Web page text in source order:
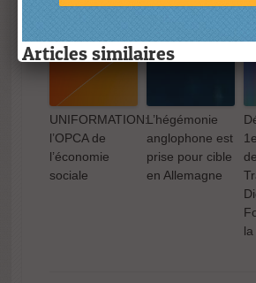
UNIFORMATION:
l’OPCA de
l’économie
sociale
L’hégémonie
anglophone est
prise pour cible
en Allemagne
Articles similaires
L’Esperanto et
Apprendre une